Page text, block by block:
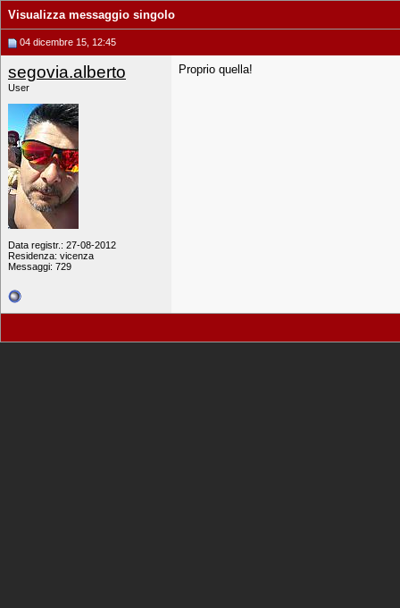
Visualizza messaggio singolo
04 dicembre 15, 12:45
segovia.alberto
User
Data registr.: 27-08-2012
Residenza: vicenza
Messaggi: 729
Proprio quella!